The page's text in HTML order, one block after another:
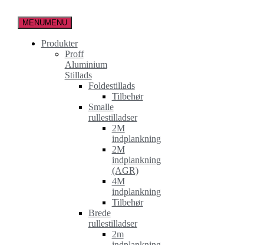
indholdet
MENUMENU
Produkter
Proff
Aluminium
Stillads
Foldestillads
Tilbehør
Smalle
rullestilladser
2M
indplankning
2M
indplankning
(AGR)
4M
indplankning
Tilbehør
Brede
rullestilladser
2m